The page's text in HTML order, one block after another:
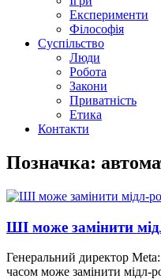
Експерименти
Філософія
Суспільство
Люди
Робота
Закони
Приватність
Етика
Контакти
Позначка:
ШІ може замінити
Генеральний директор
часом може замінити мідл-